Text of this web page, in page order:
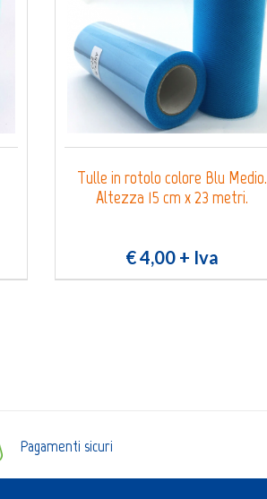
Tulle in rotolo colore Blu Medio.
Altezza 15 cm x 23 metri.
€ 4,00 + Iva
Pagamenti sicuri